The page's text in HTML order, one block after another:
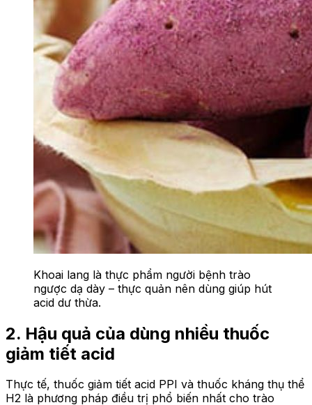
Khoai lang là thực phẩm người bệnh trào
ngược dạ dày – thực quản nên dùng giúp hút
acid dư thừa.
2. Hậu quả của dùng nhiều thuốc
giảm tiết acid
Thực tế, thuốc giảm tiết acid PPI và thuốc kháng thụ thể
H2 là phương pháp điều trị phổ biến nhất cho trào